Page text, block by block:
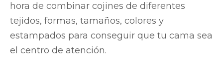
hora de combinar cojines de diferentes
tejidos, formas, tamaños, colores y
estampados para conseguir que tu cama sea
el centro de atención.